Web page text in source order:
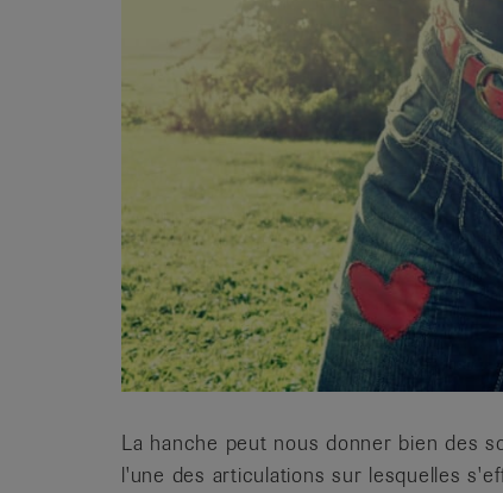
La hanche peut nous donner bien des
l'une des articulations sur lesquelles